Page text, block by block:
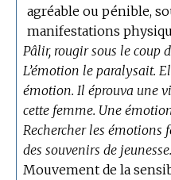
agréable ou pénible,
manifestations
Pâlir, rougir sous le coup
L’émotion le paralysait.
émotion. Il éprouva une
cette femme. Une
Rechercher les émotions
des souvenirs de jeunesse.
Mouvement de la